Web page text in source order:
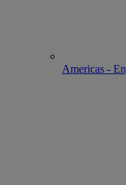
Americas -